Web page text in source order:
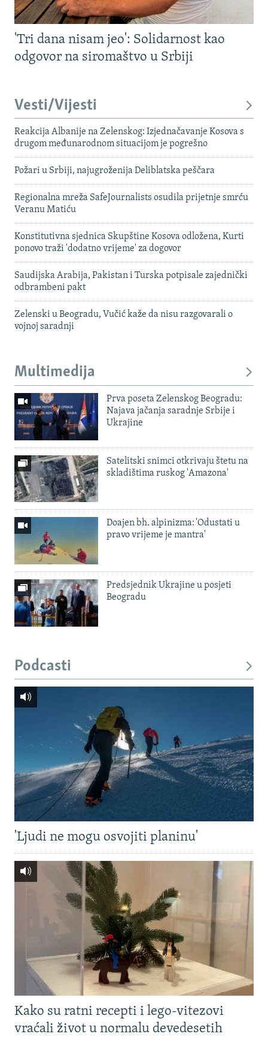
'Tri dana nisam jeo': Solidarnost kao
odgovor na siromaštvo u Srbiji
Vesti/Vijesti
Reakcija Albanije na Zelenskog: Izjednačavanje Kosova s ​​
drugom međunarodnom situacijom je pogrešno
Požari u Srbiji, najugroženija Deliblatska peščara
Regionalna mreža SafeJournalists osudila prijetnje smrću
Veranu Matiću
Konstitutivna sjednica Skupštine Kosova odložena, Kurti
ponovo traži 'dodatno vrijeme' za dogovor
Saudijska Arabija, Pakistan i Turska potpisale zajednički
odbrambeni pakt
Zelenski u Beogradu, Vučić kaže da nisu razgovarali o
vojnoj saradnji
Multimedija
Prva poseta Zelenskog Beogradu:
Najava jačanja saradnje Srbije i
Ukrajine
Satelitski snimci otkrivaju štetu na
skladištima ruskog 'Amazona'
Doajen bh. alpinizma: 'Odustati u
pravo vrijeme je mantra'
Predsjednik Ukrajine u posjeti
Beogradu
Podcasti
'Ljudi ne mogu osvojiti planinu'
Kako su ratni recepti i lego-vitezovi
vraćali život u normalu devedesetih